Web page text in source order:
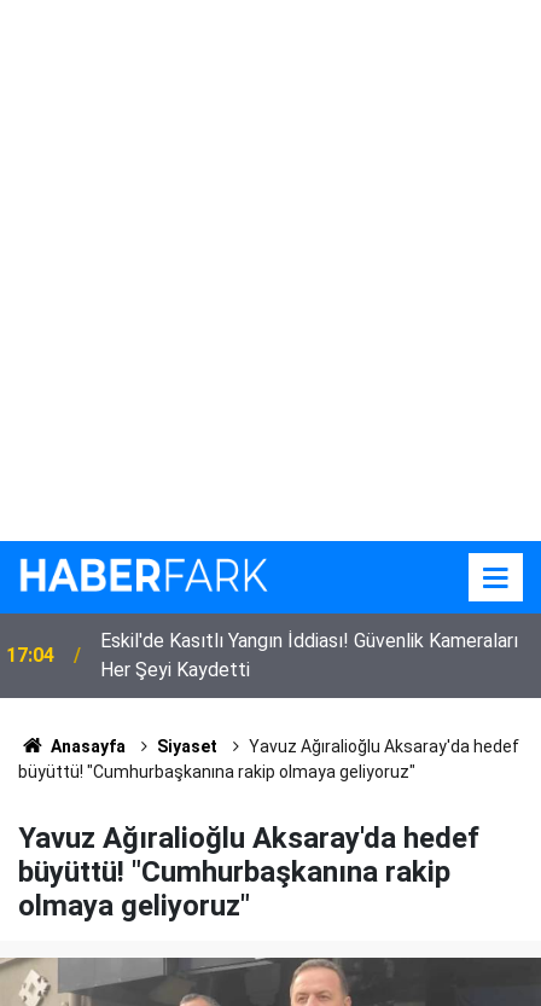
17:04
Eskil'de Kasıtlı Yangın İddiası! Güvenlik Kameraları
Her Şeyi Kaydetti
Anasayfa Siyaset
Yavuz Ağıralioğlu Aksaray'da hedef
büyüttü! "Cumhurbaşkanına rakip olmaya geliyoruz"
Yavuz Ağıralioğlu Aksaray'da hedef
büyüttü! "Cumhurbaşkanına rakip
olmaya geliyoruz"